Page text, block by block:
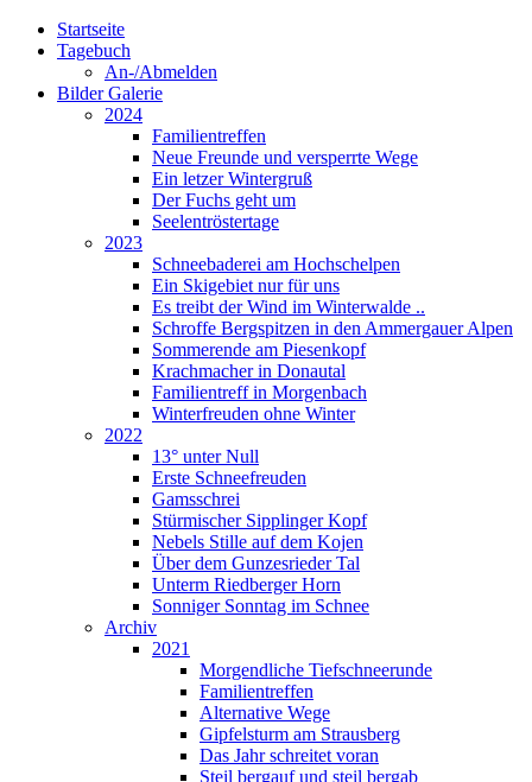
Startseite
Tagebuch
An-/Abmelden
Bilder Galerie
2024
Familientreffen
Neue Freunde und versperrte Wege
Ein letzer Wintergruß
Der Fuchs geht um
Seelentröstertage
2023
Schneebaderei am Hochschelpen
Ein Skigebiet nur für uns
Es treibt der Wind im Winterwalde ..
Schroffe Bergspitzen in den Ammergauer Alpen
Sommerende am Piesenkopf
Krachmacher in Donautal
Familientreff in Morgenbach
Winterfreuden ohne Winter
2022
13° unter Null
Erste Schneefreuden
Gamsschrei
Stürmischer Sipplinger Kopf
Nebels Stille auf dem Kojen
Über dem Gunzesrieder Tal
Unterm Riedberger Horn
Sonniger Sonntag im Schnee
Archiv
2021
Morgendliche Tiefschneerunde
Familientreffen
Alternative Wege
Gipfelsturm am Strausberg
Das Jahr schreitet voran
Steil bergauf und steil bergab